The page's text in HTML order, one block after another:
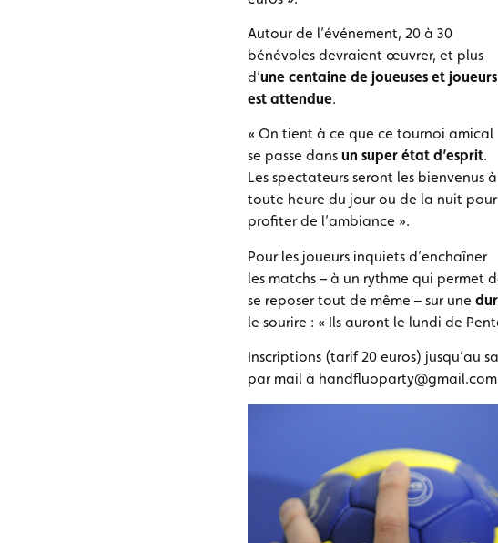
Autour de l’événement, 20 à 30
bénévoles devraient œuvrer, et plus
d’une centaine de joueuses et joueurs
est attendue.
« On tient à ce que ce tournoi amical
se passe dans un super état d’esprit.
Les spectateurs seront les bienvenus à
toute heure du jour ou de la nuit pour
profiter de l’ambiance ».
Pour les joueurs inquiets d’enchaîner
les matchs – à un rythme qui permet
se reposer tout de même – sur une
le sourire : « Ils auront le lundi de
Inscriptions (tarif 20 euros) jusqu’au
par mail à